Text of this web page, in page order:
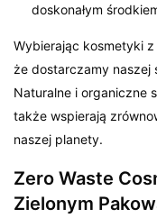
doskonałym
Wybierając kosmetyki
że dostarczamy naszej
Naturalne i organiczne
także wspierają
naszej planety.
Zero Waste
Zielonym